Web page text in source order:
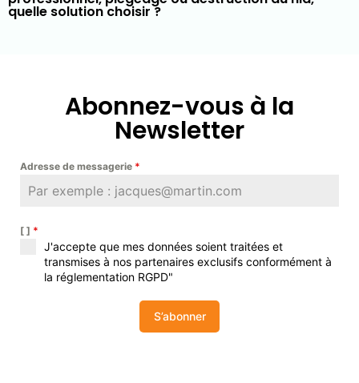
quelle solution choisir ?
Abonnez-vous à la
Newsletter
Adresse de messagerie *
[ ] *
J'accepte que mes données soient traitées et
transmises à nos partenaires exclusifs conformément à
la réglementation RGPD"
S’abonner